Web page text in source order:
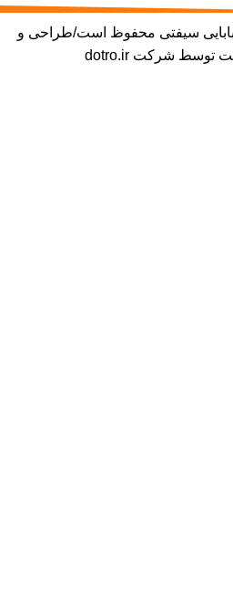
بابایی سیفتی محفوظ است/طراحی و
توسط شرکت dotro.ir